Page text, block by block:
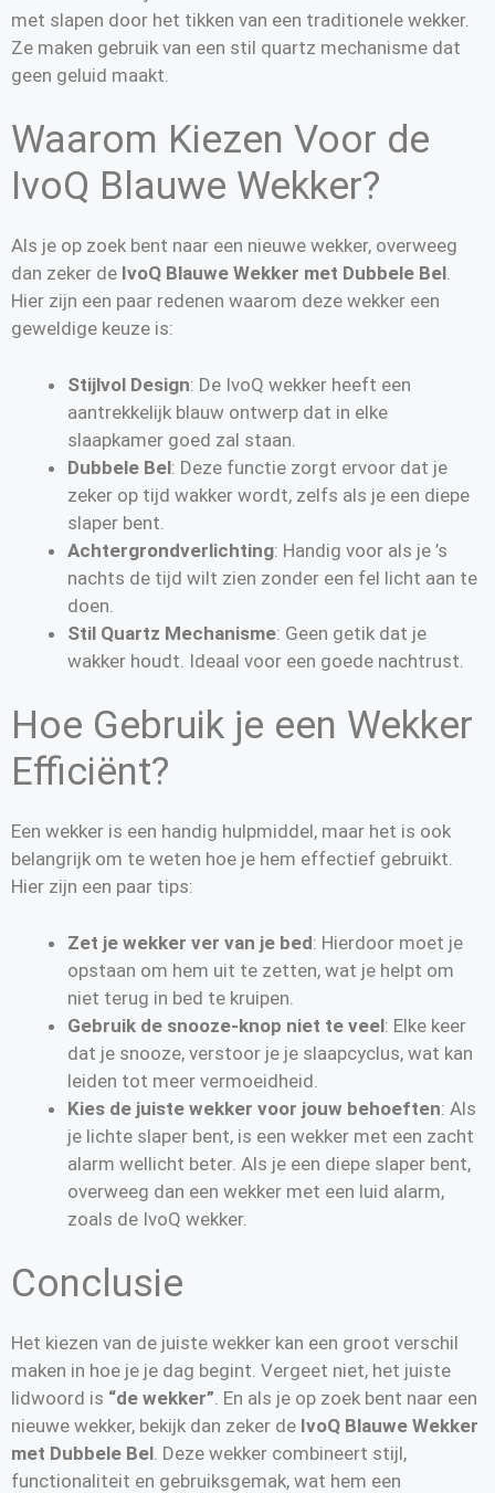
met slapen door het tikken van een traditionele wekker.
Ze maken gebruik van een stil quartz mechanisme dat
geen geluid maakt.
Waarom Kiezen Voor de
IvoQ Blauwe Wekker?
Als je op zoek bent naar een nieuwe wekker, overweeg
dan zeker de IvoQ Blauwe Wekker met Dubbele Bel.
Hier zijn een paar redenen waarom deze wekker een
geweldige keuze is:
Stijlvol Design: De IvoQ wekker heeft een
aantrekkelijk blauw ontwerp dat in elke
slaapkamer goed zal staan.
Dubbele Bel: Deze functie zorgt ervoor dat je
zeker op tijd wakker wordt, zelfs als je een diepe
slaper bent.
Achtergrondverlichting: Handig voor als je ’s
nachts de tijd wilt zien zonder een fel licht aan te
doen.
Stil Quartz Mechanisme: Geen getik dat je
wakker houdt. Ideaal voor een goede nachtrust.
Hoe Gebruik je een Wekker
Efficiënt?
Een wekker is een handig hulpmiddel, maar het is ook
belangrijk om te weten hoe je hem effectief gebruikt.
Hier zijn een paar tips:
Zet je wekker ver van je bed: Hierdoor moet je
opstaan om hem uit te zetten, wat je helpt om
niet terug in bed te kruipen.
Gebruik de snooze-knop niet te veel: Elke keer
dat je snooze, verstoor je je slaapcyclus, wat kan
leiden tot meer vermoeidheid.
Kies de juiste wekker voor jouw behoeften: Als
je lichte slaper bent, is een wekker met een zacht
alarm wellicht beter. Als je een diepe slaper bent,
overweeg dan een wekker met een luid alarm,
zoals de IvoQ wekker.
Conclusie
Het kiezen van de juiste wekker kan een groot verschil
maken in hoe je je dag begint. Vergeet niet, het juiste
lidwoord is “de wekker”. En als je op zoek bent naar een
nieuwe wekker, bekijk dan zeker de IvoQ Blauwe Wekker
met Dubbele Bel. Deze wekker combineert stijl,
functionaliteit en gebruiksgemak, wat hem een